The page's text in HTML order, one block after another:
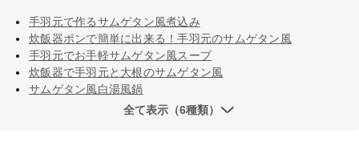
手羽元で作るサムゲタン風煮込み
炊飯器ポンで簡単に出来る！手羽元のサムゲタン風
手羽元でお手軽サムゲタン風スープ
炊飯器で手羽元と大根のサムゲタン風
サムゲタン風白湯風鍋
全て表示（6種類）